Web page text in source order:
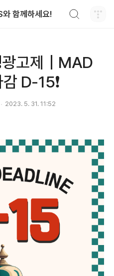
함께하세요!
고제｜MAD
D-15❗
2023. 5. 31. 11:52